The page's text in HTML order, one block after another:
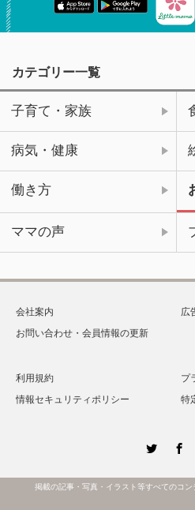
カテゴリー一覧
子育て・家族
病気・健康
働き方
ママの声
会社案内
広
お問い合わせ・会員情報の更新
利用規約
プ
情報セキュリティポリシー
特
Instagram
掲載の記事・写真・イラスト等すべてのコ